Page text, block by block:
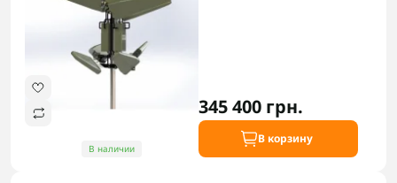
В наличии
345 400 грн.
В корзину